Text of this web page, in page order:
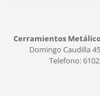
Cerramientos
Domingo Caudilla
Telefono: